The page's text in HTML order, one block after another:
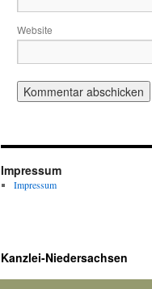
Website
Impressum
Impressum
Kanzlei-Niedersachsen